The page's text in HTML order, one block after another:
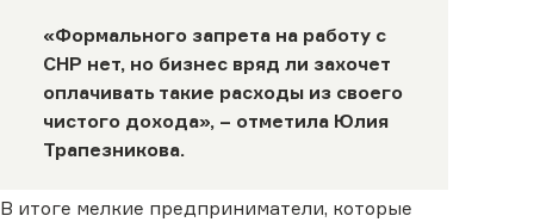
«Формального запрета на работу с
СНР нет, но бизнес вряд ли захочет
оплачивать такие расходы из своего
чистого дохода», – отметила Юлия
Трапезникова.
В итоге мелкие предприниматели, которые